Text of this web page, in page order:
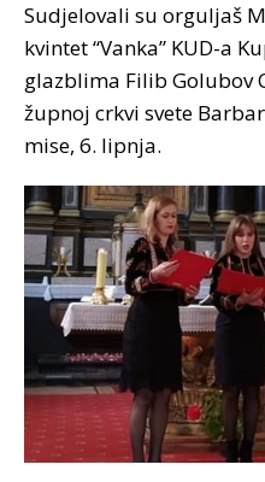
Sudjelovali su orguljaš
kvintet “Vanka” KUD-a
glazblima Filib Golubov
župnoj crkvi svete
mise, 6. lipnja.